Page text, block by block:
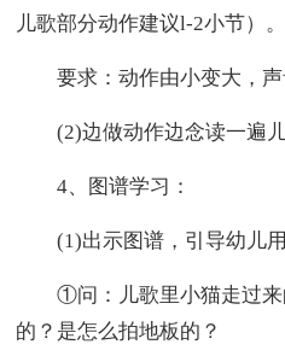
儿歌部分动作建议l-2小节）。
要求：动作由小变大，声
(2)边做动作边念读一遍儿
4、图谱学习：
(1)出示图谱，引导幼儿用
①问：儿歌里小猫走过来
的？是怎么拍地板的？